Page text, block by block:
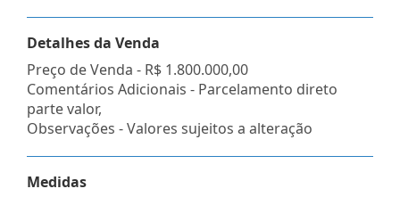
Detalhes da Venda
Preço de Venda - R$ 1.800.000,00
Comentários Adicionais - Parcelamento direto
parte valor,
Observações - Valores sujeitos a alteração
Medidas